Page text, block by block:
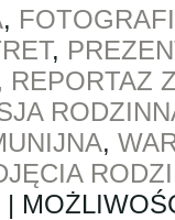
,
,
REPORTAZ
,
|